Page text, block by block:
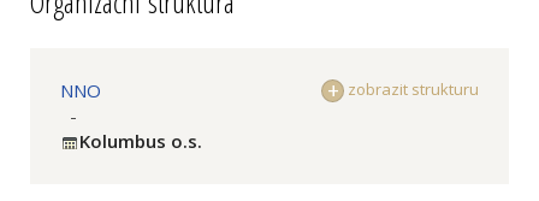
zobrazit strukturu
NNO
-
Kolumbus o.s.